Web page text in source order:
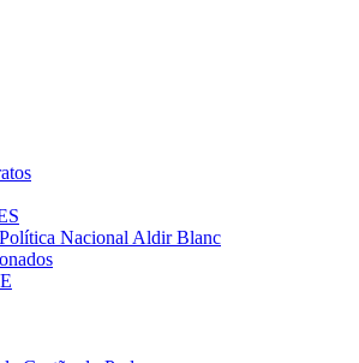
Nacional Aldir Blanc